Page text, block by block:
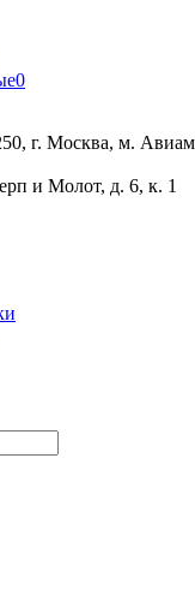
0
г. Москва, м.
и Молот, д. 6, к. 1